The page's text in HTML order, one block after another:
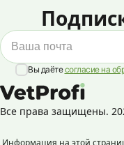
Все права защищены.
Вы даётесогласие на